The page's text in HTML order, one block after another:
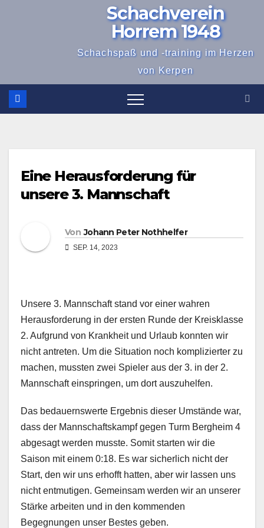
Schachverein
Horrem 1948
Schachspaß und -training im Herzen
von Kerpen
Eine Herausforderung für
unsere 3. Mannschaft
Von Johann Peter Nothhelfer
SEP. 14, 2023
Unsere 3. Mannschaft stand vor einer wahren
Herausforderung in der ersten Runde der Kreisklasse
2. Aufgrund von Krankheit und Urlaub konnten wir
nicht antreten. Um die Situation noch komplizierter zu
machen, mussten zwei Spieler aus der 3. in der 2.
Mannschaft einspringen, um dort auszuhelfen.
Das bedauernswerte Ergebnis dieser Umstände war,
dass der Mannschaftskampf gegen Turm Bergheim 4
abgesagt werden musste. Somit starten wir die
Saison mit einem 0:18. Es war sicherlich nicht der
Start, den wir uns erhofft hatten, aber wir lassen uns
nicht entmutigen. Gemeinsam werden wir an unserer
Stärke arbeiten und in den kommenden
Begegnungen unser Bestes geben.